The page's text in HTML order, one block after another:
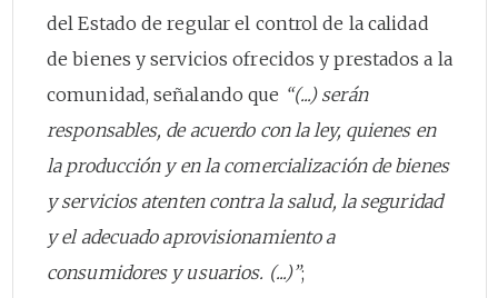
del Estado de regular el control de la calidad
de bienes y servicios ofrecidos y prestados a la
comunidad, señalando que “(...) serán
responsables, de acuerdo con la ley, quienes en
la producción y en la comercialización de bienes
y servicios atenten contra la salud, la seguridad
y el adecuado aprovisionamiento a
consumidores y usuarios. (...)”;